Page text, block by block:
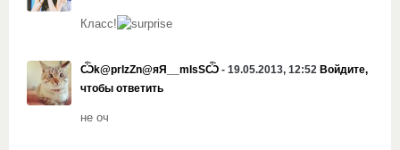
Класс!
Ѽk@prIzZn@яЯ__mIsSѼ - 19.05.2013, 12:52 Войдите,
чтобы ответить
не оч